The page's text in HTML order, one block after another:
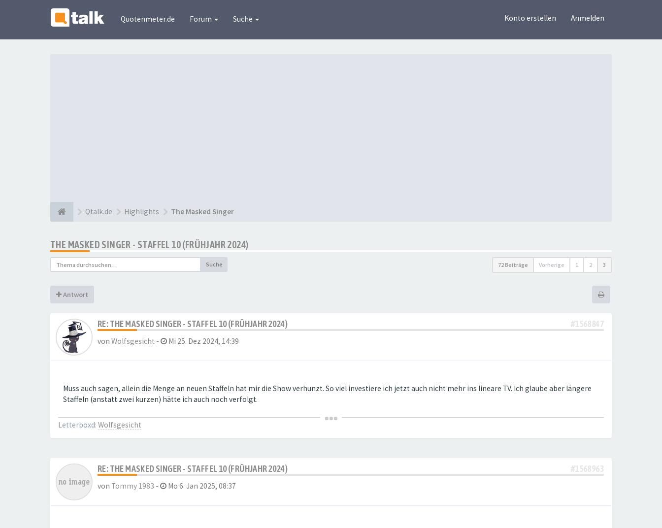
Quotenmeter.de Forum Suche Konto erstellen Anmelden
Qtalk.de Highlights The Masked Singer
THE MASKED SINGER - STAFFEL 10 (FRÜHJAHR 2024)
Suche 72 Beiträge Vorherige 1 2 3
Antwort
RE: THE MASKED SINGER - STAFFEL 10 (FRÜHJAHR 2024) #1568847
von Wolfsgesicht - Mi 25. Dez 2024, 14:39
Muss auch sagen, allein die Menge an neuen Staffeln hat mir die Show verhunzt. So viel investiere ich jetzt auch nicht mehr ins lineare TV. Ich glaube aber längere
Staffeln (anstatt zwei kurzen) hätte ich auch noch verfolgt.
Letterboxd: Wolfsgesicht
RE: THE MASKED SINGER - STAFFEL 10 (FRÜHJAHR 2024) #1568963
von Tommy 1983 - Mo 6. Jan 2025, 08:37